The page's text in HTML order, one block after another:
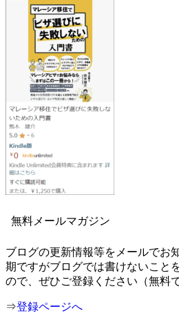
無料メールマガジン
ブログの更新情報等をメールでお
期ですがブログでは書けないこと
ので、ぜひご登録ください（無料で
⇒登録ページへ